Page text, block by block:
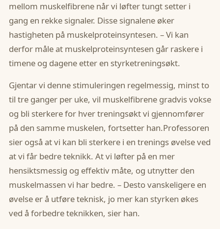
mellom muskelfibrene når vi løfter tungt setter i
gang en rekke signaler. Disse signalene øker
hastigheten på muskelproteinsyntesen. – Vi kan
derfor måle at muskelproteinsyntesen går raskere i
timene og dagene etter en styrketreningsøkt.
Gjentar vi denne stimuleringen regelmessig, minst to
til tre ganger per uke, vil muskelfibrene gradvis vokse
og bli sterkere for hver treningsøkt vi gjennomfører
på den samme muskelen, fortsetter han.Professoren
sier også at vi kan bli sterkere i en trenings øvelse ved
at vi får bedre teknikk. At vi løfter på en mer
hensiktsmessig og effektiv måte, og utnytter den
muskelmassen vi har bedre. – Desto vanskeligere en
øvelse er å utføre teknisk, jo mer kan styrken økes
ved å forbedre teknikken, sier han.